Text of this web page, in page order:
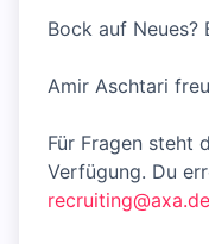
Bock auf Neues?
Amir Aschtari
Für Fragen steht
Verfügung. Du
recruiting@axa.de